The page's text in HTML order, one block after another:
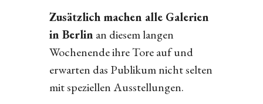
Zusätzlich machen alle Galerien
in Berlin an diesem langen
Wochenende ihre Tore auf und
erwarten das Publikum nicht selten
mit speziellen Ausstellungen.